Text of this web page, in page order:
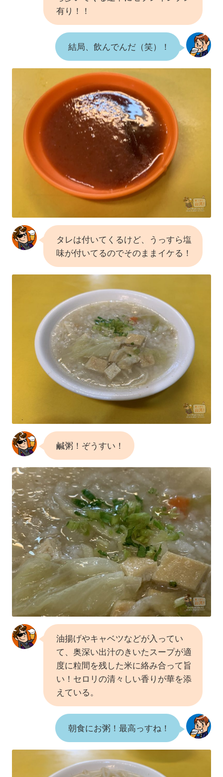
有り！！
結局、飲んでんだ（笑）！
タレは付いてくるけど、うっすら塩
味が付いてるのでそのままイケる！
鹹粥！ぞうすい！
油揚げやキャベツなどが入ってい
て、奥深い出汁のきいたスープが適
度に粒間を残した米に絡み合って旨
い！セロリの清々しい香りが華を添
えている。
朝食にお粥！最高っすね！